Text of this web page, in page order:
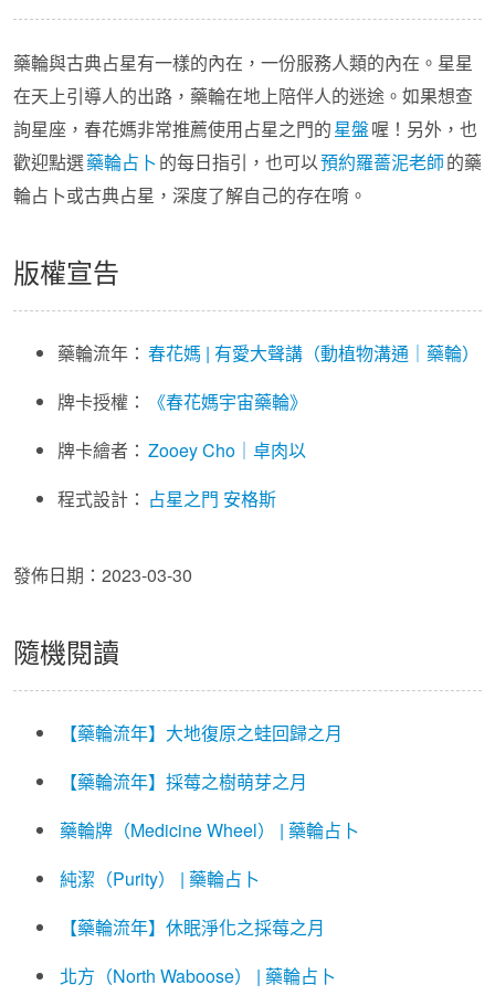
藥輪與古典占星有一樣的內在，一份服務人類的內在。星星
在天上引導人的出路，藥輪在地上陪伴人的迷途。如果想查
詢星座，春花媽非常推薦使用占星之門的星盤喔！另外，也
歡迎點選藥輪占卜的每日指引，也可以預約羅薔泥老師的藥
輪占卜或古典占星，深度了解自己的存在唷。
版權宣告
藥輪流年： 春花媽 | 有愛大聲講（動植物溝通｜藥輪）
牌卡授權：
《春花媽宇宙藥輪》
牌卡繪者： Zooey Cho｜卓肉以
程式設計： 占星之門 安格斯
發佈日期：2023-03-30
隨機閱讀
【藥輪流年】大地復原之蛙回歸之月
【藥輪流年】採莓之樹萌芽之月
藥輪牌（Medicine Wheel） | 藥輪占卜
純潔（Purity） | 藥輪占卜
【藥輪流年】休眠淨化之採莓之月
北方（North Waboose） | 藥輪占卜